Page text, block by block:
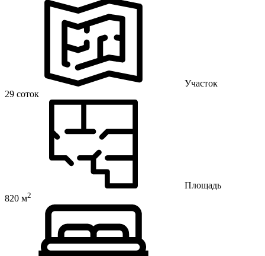
Участок
29 соток
Площадь
820 м2